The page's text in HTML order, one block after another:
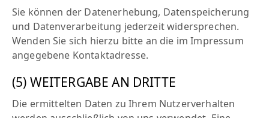
Sie können der Datenerhebung, Datenspeicherung
und Datenverarbeitung jederzeit widersprechen.
Wenden Sie sich hierzu bitte an die im Impressum
angegebene Kontaktadresse.
(5) WEITERGABE AN DRITTE
Die ermittelten Daten zu Ihrem Nutzerverhalten